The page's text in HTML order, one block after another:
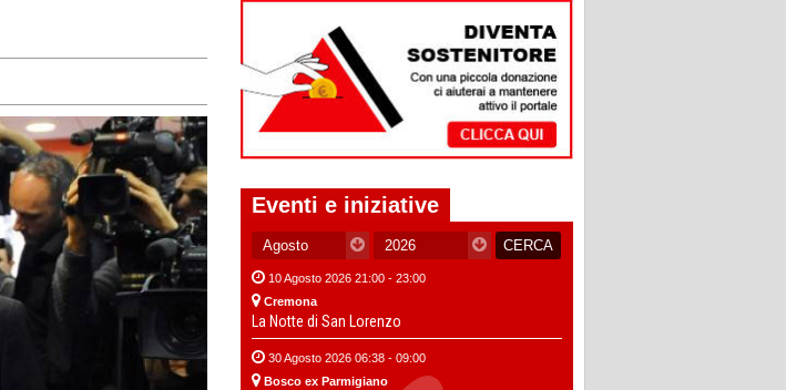
Eventi e iniziative
10 Agosto 2026 21:00 - 23:00
Cremona
La Notte di San Lorenzo
30 Agosto 2026 06:38 - 09:00
Bosco ex Parmigiano